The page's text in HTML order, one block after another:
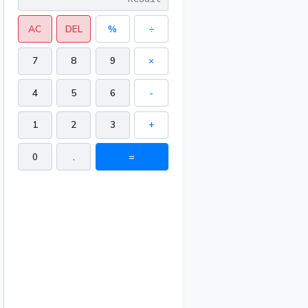
AC DEL % ÷
7 8 9 ×
4 5 6 -
1 2 3 +
0 . =